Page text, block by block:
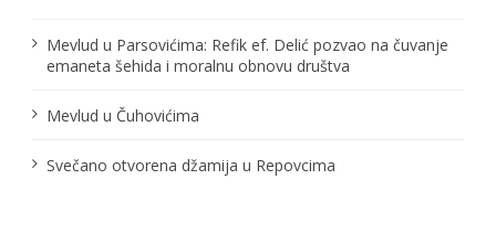
a
k
Mevlud u Parsovićima: Refik ef. Delić pozvao na čuvanje
emaneta šehida i moralnu obnovu društva
Mevlud u Čuhovićima
Svečano otvorena džamija u Repovcima